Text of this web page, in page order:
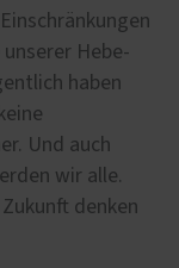
Hebe-
haben
Und auch
wir alle.
denken